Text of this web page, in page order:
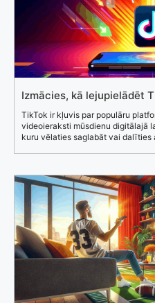
Izmācies, kā lejupielādēt
TikTok ir kļuvis par populāru
videoieraksti mūsdienu digitālajā
kuru vēlaties saglabāt vai dalīties